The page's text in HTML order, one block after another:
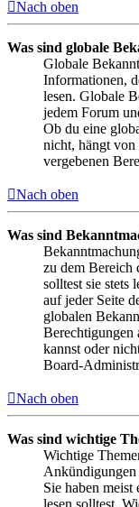
Nach oben
Was sind globale
Globale
Informationen,
lesen. Globale
jedem Forum
Ob du eine
nicht, hängt
vergebenen
Nach oben
Was sind
zu dem Bereich
solltest sie stets
auf jeder Seite
globalen
Berechtigungen
kannst oder
Board-
Nach oben
Was sind wichtige
Wichtige
Ankündigungen
Sie haben
lesen solltest.